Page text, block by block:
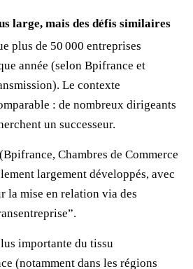
large, mais des défis similaires
plus de 50 000 entreprises
année (selon Bpifrance et
Le contexte
: de nombreux dirigeants
un successeur.
Chambres de Commerce
largement développés, avec
la mise en relation via des
importante du tissu
(notamment dans les régions